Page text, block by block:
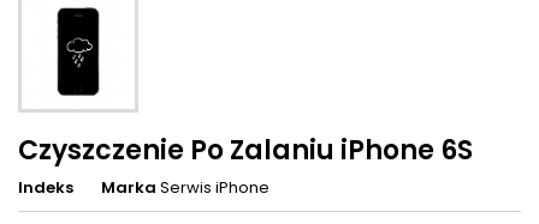
Czyszczenie Po Zalaniu iPhone 6S
Indeks Marka Serwis iPhone